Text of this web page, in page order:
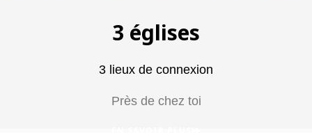
3 églises
3 lieux de connexion
Près de chez toi